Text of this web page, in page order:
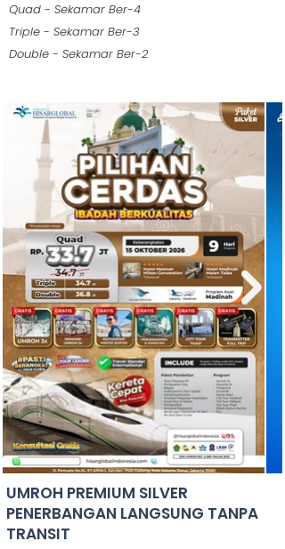
Quad - Sekamar Ber-4
Triple - Sekamar Ber-3
Double - Sekamar Ber-2
UMROH PREMIUM SILVER
PENERBANGAN LANGSUNG TANPA
TRANSIT